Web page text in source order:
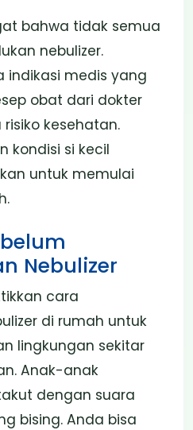
bahwa tidak semua
nebulizer.
indikasi medis yang
obat dari dokter
kesehatan.
kondisi si kecil
untuk memulai
Nebulizer
cara
di rumah untuk
lingkungan sekitar
Anak-anak
dengan suara
bising. Anda bisa